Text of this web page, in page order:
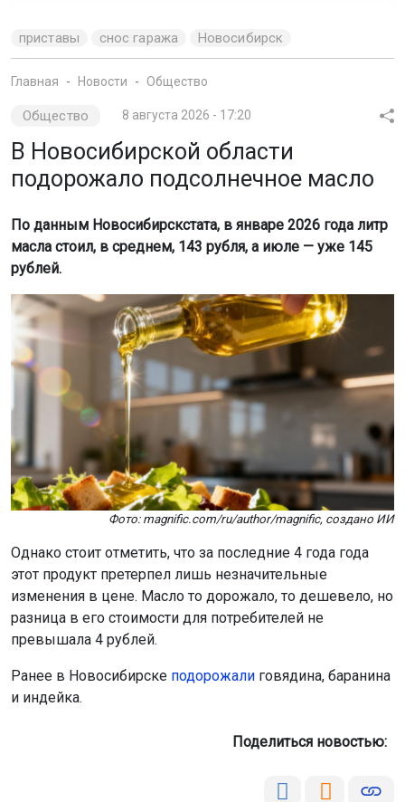
приставы снос гаража Новосибирск
Главная Новости Общество
Общество 8 августа 2026 - 17:20
В Новосибирской области
подорожало подсолнечное масло
По данным Новосибирскстата, в январе 2026 года литр
масла стоил, в среднем, 143 рубля, а июле — уже 145
рублей.
Фото: magnific.com/ru/author/magnific, создано ИИ
Однако стоит отметить, что за последние 4 года года
этот продукт претерпел лишь незначительные
изменения в цене. Масло то дорожало, то дешевело, но
разница в его стоимости для потребителей не
превышала 4 рублей.
Ранее в Новосибирске подорожали говядина, баранина
и индейка.
Поделиться новостью: